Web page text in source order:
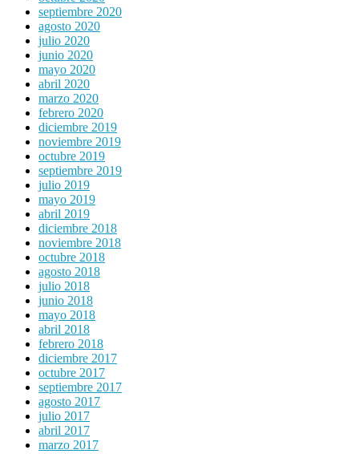
septiembre 2020
agosto 2020
julio 2020
junio 2020
mayo 2020
abril 2020
marzo 2020
febrero 2020
diciembre 2019
noviembre 2019
octubre 2019
septiembre 2019
julio 2019
mayo 2019
abril 2019
diciembre 2018
noviembre 2018
octubre 2018
agosto 2018
julio 2018
junio 2018
mayo 2018
abril 2018
febrero 2018
diciembre 2017
octubre 2017
septiembre 2017
agosto 2017
julio 2017
abril 2017
marzo 2017